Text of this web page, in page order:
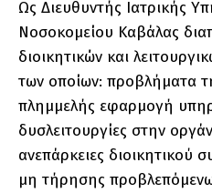
Ως Διευθυντής Ιατρικής
Νοσοκομείου Καβάλας
διοικητικών και
των οποίων: προβλήματα
πλημμελής εφαρμογή
δυσλειτουργίες στην
ανεπάρκειες διοικητικού
μη τήρησης